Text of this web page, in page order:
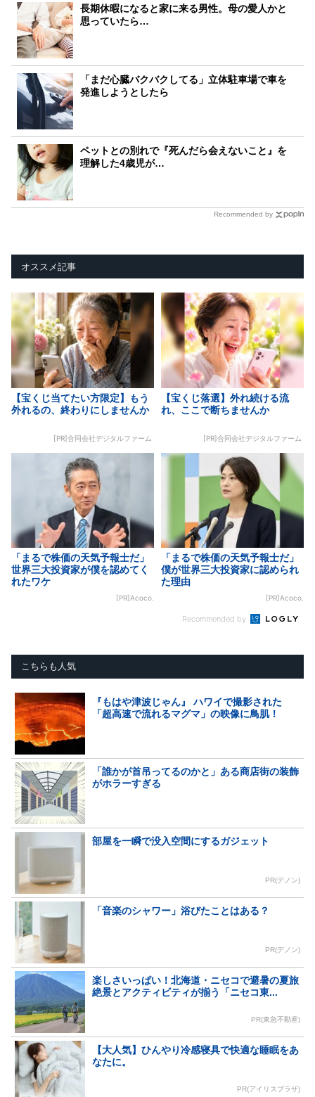
長期休暇になると家に来る男性。母の愛人かと
思っていたら…
「まだ心臓バクバクしてる」立体駐車場で車を
発進しようとしたら
ペットとの別れで『死んだら会えないこと』を
理解した4歳児が…
Recommended by
オススメ記事
【宝くじ当てたい方限定】もう
外れるの、終わりにしませんか
[PR]合同会社デジタルファーム
【宝くじ落選】外れ続ける流
れ、ここで断ちませんか
[PR]合同会社デジタルファーム
「まるで株価の天気予報士だ」
世界三大投資家が僕を認めてく
れたワケ
[PR]Acoco.
「まるで株価の天気予報士だ」
僕が世界三大投資家に認められ
た理由
[PR]Acoco.
Recommended by
こちらも人気
『もはや津波じゃん』 ハワイで撮影された
「超高速で流れるマグマ」の映像に鳥肌！
「誰かが首吊ってるのかと」ある商店街の装飾
がホラーすぎる
部屋を一瞬で没入空間にするガジェット
PR(デノン)
「音楽のシャワー」浴びたことはある？
PR(デノン)
楽しさいっぱい！北海道・ニセコで避暑の夏旅
絶景とアクティビティが揃う「ニセコ東...
PR(東急不動産)
【大人気】ひんやり冷感寝具で快適な睡眠をあ
なたに。
PR(アイリスプラザ)